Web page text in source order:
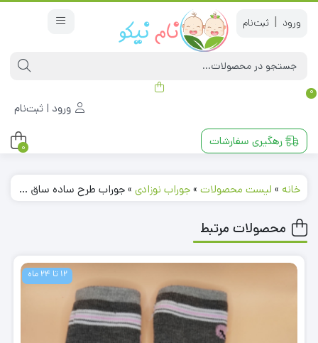
|
0
ورود | ثبت‌نام
رهگیری سفارشات 0
خانه » لیست محصولات »جوراب نوزادی »جوراب طرح ساده ساق بلند سفید رنگ – 3 تا 4 سال کد 220366
محصولات مرتبط
12 تا 24 ماه